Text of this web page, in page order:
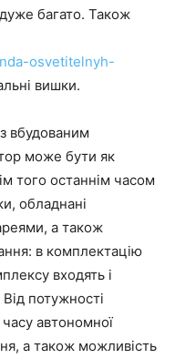
багато. Також
osvetitelnyh-
вишки.
вбудованим
може бути як
того останнім часом
обладнані
а також
в комплектацію
входять і
потужності
автономної
а також можливість